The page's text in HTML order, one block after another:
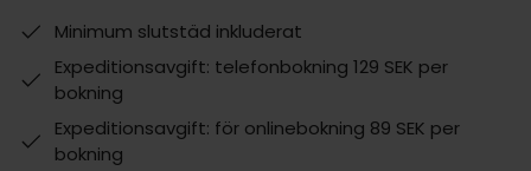
Minimum slutstäd inkluderat
Expeditionsavgift: telefonbokning 129 SEK per
bokning
Expeditionsavgift: för onlinebokning 89 SEK per
bokning